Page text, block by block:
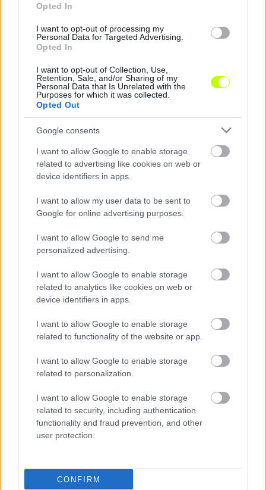
Opted In
I want to opt-out of processing my
Personal Data for Targeted Advertising.
Opted In
I want to opt-out of Collection, Use,
Retention, Sale, and/or Sharing of my
Personal Data that Is Unrelated with the
Purposes for which it was collected.
Opted Out
Google consents
I want to allow Google to enable storage
related to advertising like cookies on web or
device identifiers in apps.
I want to allow my user data to be sent to
Google for online advertising purposes.
I want to allow Google to send me
personalized advertising.
I want to allow Google to enable storage
related to analytics like cookies on web or
device identifiers in apps.
I want to allow Google to enable storage
related to functionality of the website or app.
I want to allow Google to enable storage
related to personalization.
I want to allow Google to enable storage
related to security, including authentication
functionality and fraud prevention, and other
user protection.
CONFIRM
Hírek
Football Forum Hungary: különleges helyszínen
Izgalmas kísérő programokat ígérnek a szervezők.
Hírek
Szokatlan menetrenddel folytatódik az NB I
Pénteken kezdődik, hétfőn pedig zárul a forduló.